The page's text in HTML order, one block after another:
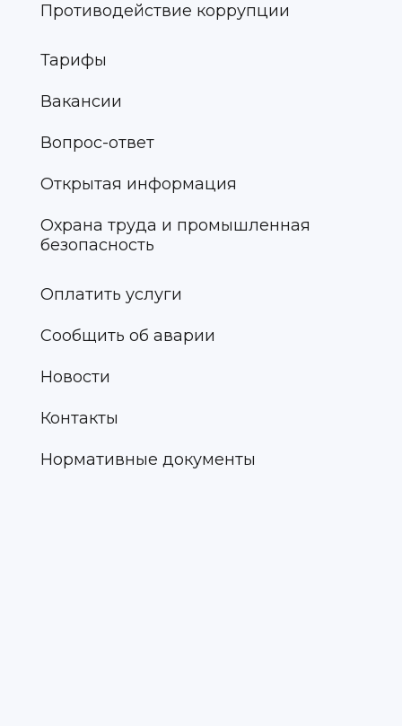
Противодействие коррупции
Тарифы
Вакансии
Вопрос-ответ
Открытая информация
Охрана труда и промышленная
безопасность
Оплатить услуги
Сообщить об аварии
Новости
Контакты
Нормативные документы